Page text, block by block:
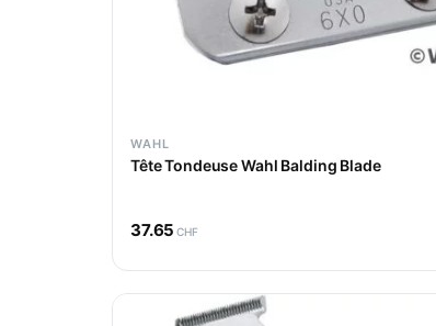
WAHL
Tête Tondeuse Wahl Balding Blade
37.65 CHF